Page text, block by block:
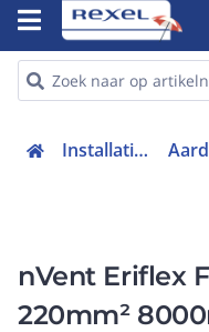
Installatiemateriaal en buizen
nVent Eriflex
220mm²